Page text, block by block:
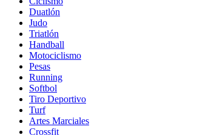
Duatlón
Judo
Triatlón
Handball
Motociclismo
Pesas
Running
Softbol
Tiro Deportivo
Turf
Artes Marciales
Crossfit